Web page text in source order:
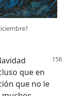
que en
que no le